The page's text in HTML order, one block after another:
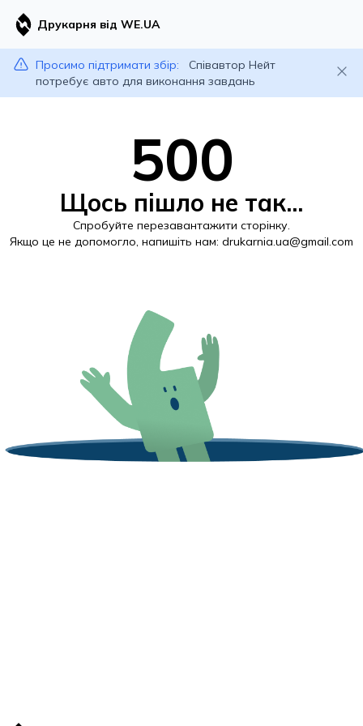
Друкарня від WE.UA
Просимо підтримати збір:
Співавтор Нейт
потребує авто для виконання завдань
500
Щось пішло не так...
Спробуйте перезавантажити сторінку.
Якщо це не допомогло, напишіть нам: drukarnia.ua@gmail.com